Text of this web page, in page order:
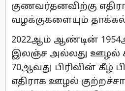
குணவர்தனவிற்கு
வழக்குகளையும் தாக்கல்
2022ஆம் ஆண்டின்
இலஞ்ச அல்லது ஊழல்
70ஆவது பிரிவின் கீழ்
எதிராக ஊழல்